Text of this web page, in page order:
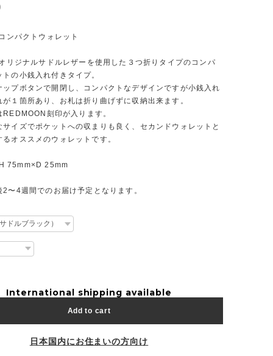
ンパクトウォレット
リジナルサドルレザーを使用した３つ折りタイプのコンパ
の小銭入れ付きタイプ。
ップボタンで開閉し、コンパクトなデザインですが小銭入れ
が１箇所あり、お札は折り曲げずに収納出来ます。
REDMOON刻印が入ります。
サイズでポケットへの収まりも良く、セカンドウォレットと
オススメのウォレットです。
75mm×D 25mm
2〜4週間でのお届け予定となります。
International shipping available
Add to cart
日本国内にお住まいの方向け